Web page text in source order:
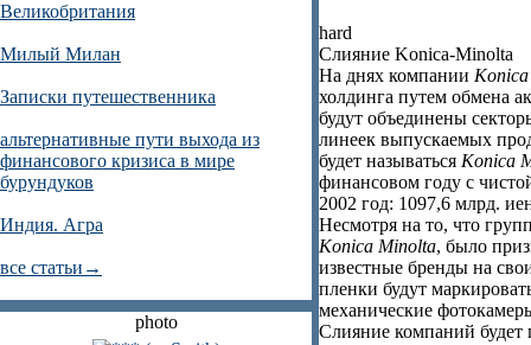
Великобритания
Милый Милан
Записки путешественника
альтернативные пути выхода из
финансового кризиса в мире
бурундуков
Индия. Агра
все статьи→
photo
hard
Слияние Konica-Minolta
На днях компании Konica
холдинга путем обмена
будут объединены
линеек выпускаемых
будет называться Konica
финансовом году с
2002 год: 1097,6 млрд.
Несмотря на то, что
Konica Minolta, было
известные бренды на
пленки будут
механические
Слияние компаний будет